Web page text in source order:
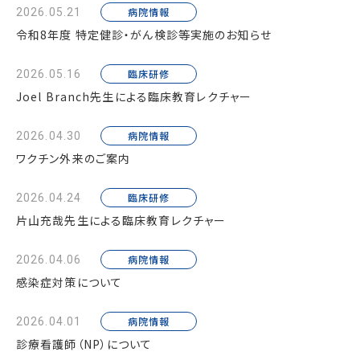
2026.05.21 病院情報
令和8年度 特定健診・がん検診等実施のお知らせ
2026.05.16 臨床研修
Joel Branch先生による臨床教育レクチャー
2026.04.30 病院情報
ワクチン外来のご案内
2026.04.24 臨床研修
片山充哉先生による臨床教育レクチャー
2026.04.06 病院情報
感染症対策について
2026.04.01 病院情報
診療看護師（NP）について